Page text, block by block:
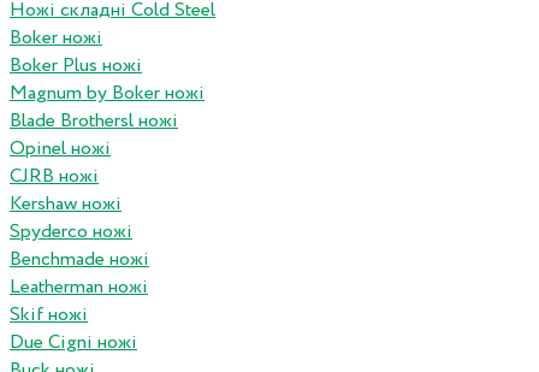
Ножі складні Cold Steel
Boker ножі
Boker Plus ножі
Magnum by Boker ножі
Blade Brothersl ножі
Opinel ножі
CJRB ножі
Kershaw ножі
Spyderco ножі
Benchmade ножі
Leatherman ножі
Skif ножі
Due Cigni ножі